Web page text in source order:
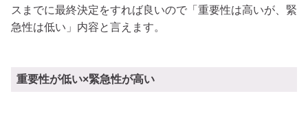
スまでに最終決定をすれば良いので「重要性は高いが、緊
急性は低い」内容と言えます。
重要性が低い×緊急性が高い